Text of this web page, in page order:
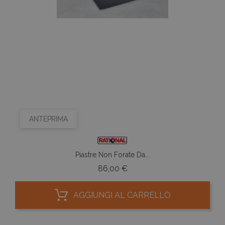
ANTEPRIMA
Piastre Non Forate Da...
86,00 €Prezzo
AGGIUNGI AL CARRELLO